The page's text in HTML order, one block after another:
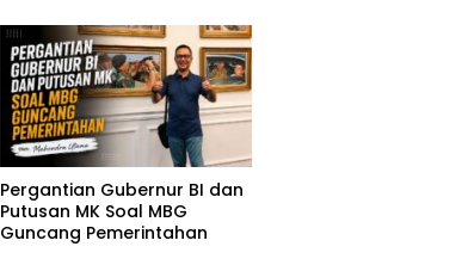
Pergantian Gubernur BI dan
Putusan MK Soal MBG
Guncang Pemerintahan